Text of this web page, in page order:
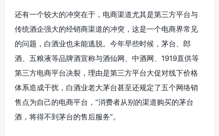
还有一个较大的冲突在于，电商渠道尤其是第三方平台与
传统酒企强大的经销商渠道的冲突，这是一个电商界常见
的问题，白酒业也未能逃脱。今年早些时候，茅台、郎
酒、五粮液等品牌酒宣称与酒仙网、中酒网、1919直供等
第三方电商平台决裂，理由是第三方平台大促对线下价格
体系造成干扰，白酒业老大茅台甚至还规定了五个网络销
售点为自己的电商平台，“消费者从别的渠道购买的茅台
酒，将得不到茅台的售后服务”。